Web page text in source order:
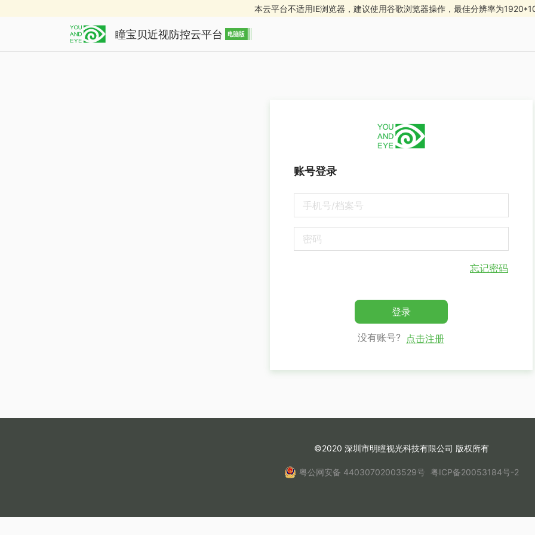
本云平台不适用IE浏览器，建议使用谷歌浏览器操作，最佳分辨率为
瞳宝贝近视防控云平台
账号登录
忘记密码
登录
没有账号? 点击注册
©2020 深圳市明瞳视光科技有限公司 版权所有
粤公网安备 44030702003529号 粤ICP备20053184号-2